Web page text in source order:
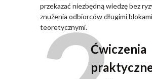
przekazać niezbędną wiedzę bez
znużenia odbiorców długimi blokami
teoretycznymi.
Ćwiczenia